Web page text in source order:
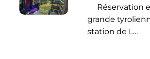
Réservation
grande
station de L…